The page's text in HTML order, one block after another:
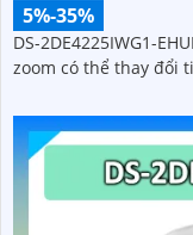
5%-35%
DS-2DE4225IWG1-
zoom có thể thay đổi